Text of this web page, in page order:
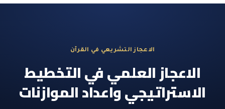
الاعجاز الغيبي في القرآن
الاعجاز في علوم الفلك والفضاء
آيات الله في خلق الحيوان
المقالات
الاعجاز التشريعي في القرآن
الاعجاز العلمي في التخطيط
الاستراتيجي واعداد الموازنات